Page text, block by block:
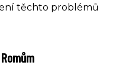
těchto problémů